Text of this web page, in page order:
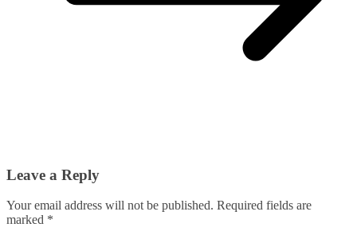
Leave a Reply
Your email address will not be published. Required fields are
marked *